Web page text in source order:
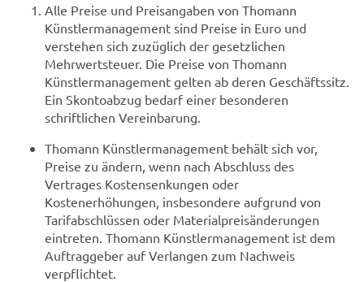
Alle Preise und Preisangaben von Thomann
Künstlermanagement sind Preise in Euro und
verstehen sich zuzüglich der gesetzlichen
Mehrwertsteuer. Die Preise von Thomann
Künstlermanagement gelten ab deren Geschäftssitz.
Ein Skontoabzug bedarf einer besonderen
schriftlichen Vereinbarung.
Thomann Künstlermanagement behält sich vor,
Preise zu ändern, wenn nach Abschluss des
Vertrages Kostensenkungen oder
Kostenerhöhungen, insbesondere aufgrund von
Tarifabschlüssen oder Materialpreisänderungen
eintreten. Thomann Künstlermanagement ist dem
Auftraggeber auf Verlangen zum Nachweis
verpflichtet.